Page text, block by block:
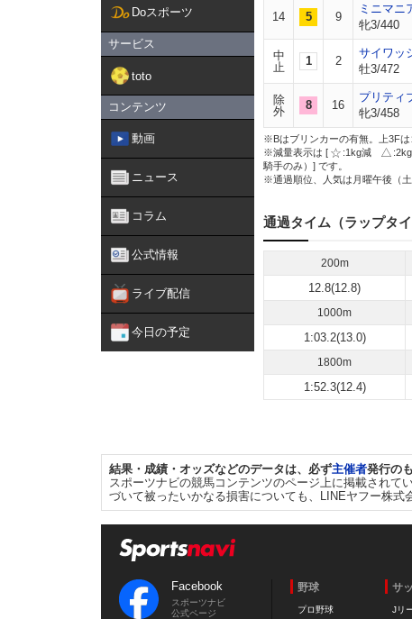
Doスポーツ
サービス
toto
コンテンツ
動画
ニュース
コラム
公式情報
ライブ配信
今日の予定
14 5 9
ミニマニ
牝3/440
中
止
1 2
サイワッ
牡3/472
除
外
8 16
プリティ
牝3/458
※Bはブリンカーの有無。上3Fは
※減量表示は [
:1kg減
騎手のみ）] です。
※通過順位、人気は月曜午後（
通過タイム（ラップタイ
200m
12.8(12.8)
1000m
1:03.2(13.0)
1800m
1:52.3(12.4)
結果・成績・オッズなどのデータは、必ず主催者発行の
スポーツナビの競馬コンテンツのページ上に掲載されて
づいて被ったいかなる損害についても、LINEヤフー株式
Facebook
スポーツナビ
公式ページ
野球
プロ野球
サ
Jリ